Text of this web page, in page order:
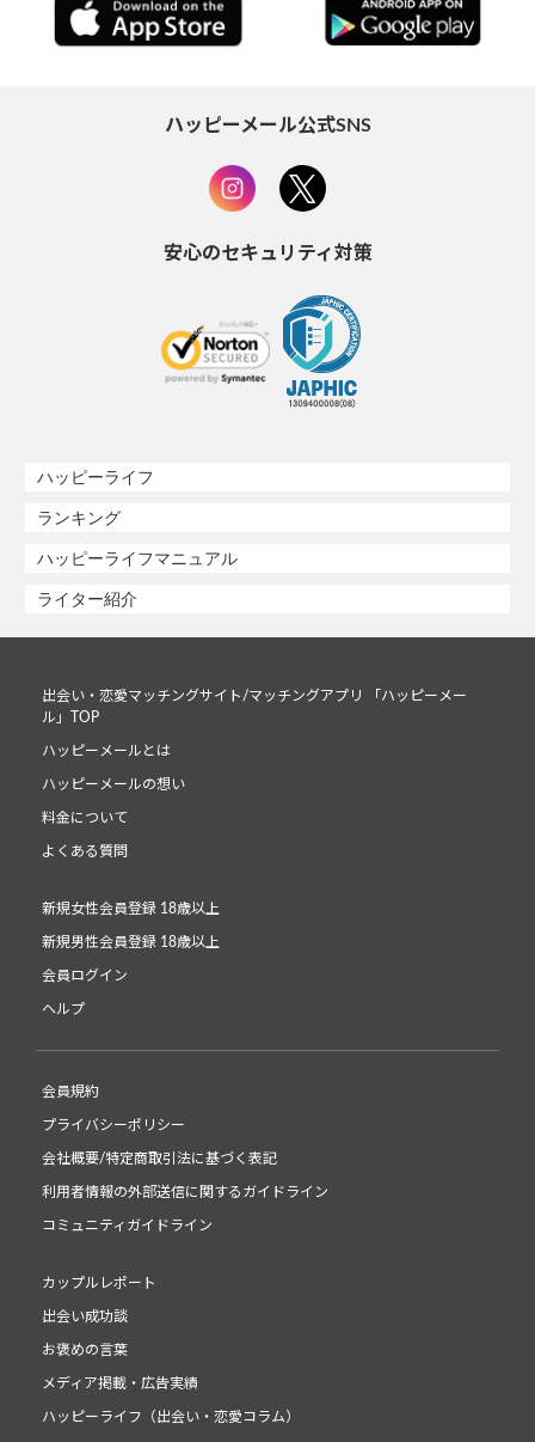
ハッピーメール公式SNS
安心のセキュリティ対策
ハッピーライフ
ランキング
ハッピーライフマニュアル
ライター紹介
出会い・恋愛マッチングサイト/マッチングアプリ 「ハッピーメー
ル」TOP
ハッピーメールとは
ハッピーメールの想い
料金について
よくある質問
新規女性会員登録 18歳以上
新規男性会員登録 18歳以上
会員ログイン
ヘルプ
会員規約
プライバシーポリシー
会社概要/特定商取引法に基づく表記
利用者情報の外部送信に関するガイドライン
コミュニティガイドライン
カップルレポート
出会い成功談
お褒めの言葉
メディア掲載・広告実績
ハッピーライフ（出会い・恋愛コラム）